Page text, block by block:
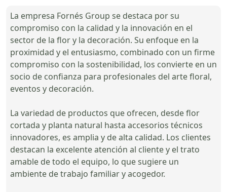
La empresa Fornés Group se destaca por su
compromiso con la calidad y la innovación en el
sector de la flor y la decoración. Su enfoque en la
proximidad y el entusiasmo, combinado con un firme
compromiso con la sostenibilidad, los convierte en un
socio de confianza para profesionales del arte floral,
eventos y decoración.
La variedad de productos que ofrecen, desde flor
cortada y planta natural hasta accesorios técnicos
innovadores, es amplia y de alta calidad. Los clientes
destacan la excelente atención al cliente y el trato
amable de todo el equipo, lo que sugiere un
ambiente de trabajo familiar y acogedor.